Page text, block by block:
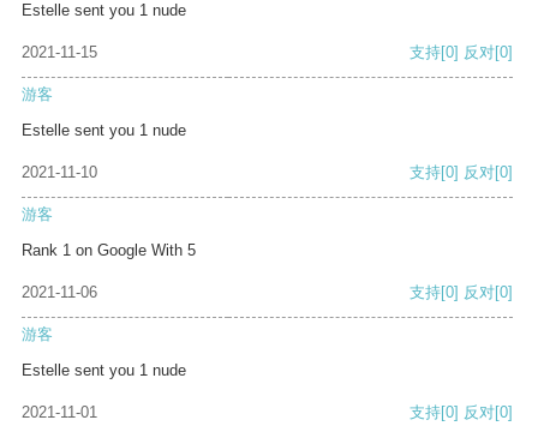
Estelle sent you 1 nude
2021-11-15 支持[0] 反对[0]
游客
Estelle sent you 1 nude
2021-11-10 支持[0] 反对[0]
游客
Rank 1 on Google With 5
2021-11-06 支持[0] 反对[0]
游客
Estelle sent you 1 nude
2021-11-01 支持[0] 反对[0]